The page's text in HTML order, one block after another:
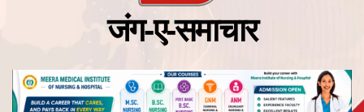
जंग-ए-समाचार